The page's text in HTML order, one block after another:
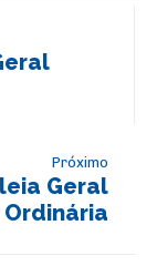
Próximo
Geral
Ordinária